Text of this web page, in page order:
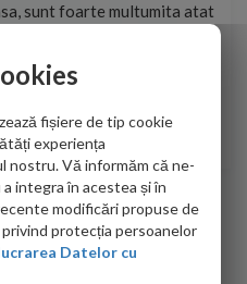
sunt foarte multumita atat
am colaborat in obtinerea
bine, va doresc!
fișiere de tip cookie
experiența
nostru. Vă informăm că ne-
integra în acestea și în
modificări propuse de
protecția persoanelor
Datelor cu